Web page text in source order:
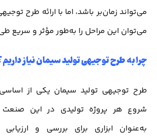
می‌تواند زمان‌بر باشد، اما با ارائه طرح
می‌توان این مراحل را به‌طور مؤثر و سریع
چرا به طرح توجیهی تولید سیمان نیاز
طرح توجیهی تولید سیمان یکی از
شروع هر پروژه تولیدی در این
به‌عنوان ابزاری برای بررسی و